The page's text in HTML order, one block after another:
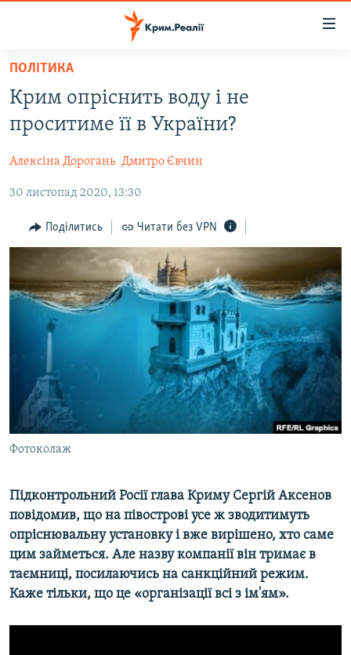
Перейти
основного
матеріалу
Перейти
до
навігації
Перейти
ВОДА.КРИМ
ВІДЕО ТА ФОТО
ПОЛІТИКА
БЛОГИ
ПОГЛЯД
ВСЕ ЗА ДЕНЬ
СПЕЦПРОЕКТИ
ДЕПОРТАЦІЯ
СВІДЧЕННЯ ОКУПАЦІЇ
УКРАЇНСЬКА ПРОБЛЕМА КРИМУ
ІНФОГРАФІКА
ЯК ОБІЙТИ БЛОКУВАННЯ
Русский
Qırımtatar
ДОЛУЧАЙСЯ!
Усі сайти RFE/RL
ПОЛІТИКА
Крим опріснить воду і не
проситиме її в України?
Алексіна Дорогань Дмитро Євчин
30 листопад 2020, 13:30
Поділитись Читати без VPN
Фотоколаж
Підконтрольний Росії глава Криму Сергій Аксенов
повідомив, що на півострові усе ж зводитимуть
опріснювальну установку і вже вирішено, хто саме
цим займеться. Але назву компанії він тримає в
таємниці, посилаючись на санкційний режим.
Каже тільки, що це «організації всі з ім'ям».